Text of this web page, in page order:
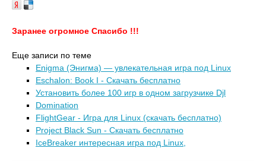
Заранее огромное Спасибо !!!
Еще записи по теме
Enigma (Энигма) — увлекательная игра под Linux
Eschalon: Book I - Скачать бесплатно
Установить более 100 игр в одном загрузчике Djl
Domination
FlightGear - Игра для Linux (скачать бесплатно)
Project Black Sun - Скачать бесплатно
IceBreaker интересная игра под Linux,